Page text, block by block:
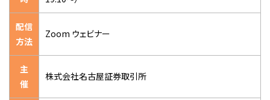
配信
方法
Zoom ウェビナー
主
催
株式会社名古屋証券取引所